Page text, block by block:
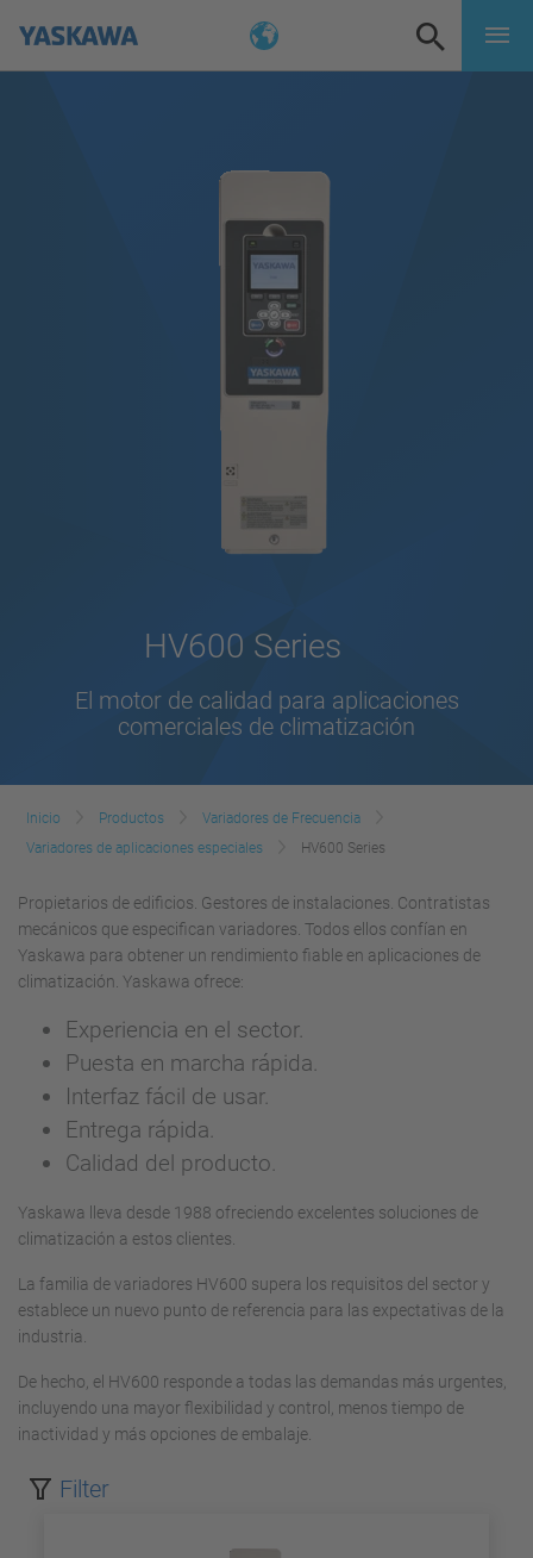
HV600 Series
El motor de calidad para aplicaciones
comerciales de climatización
Inicio Productos
Variadores de Frecuencia
Variadores de aplicaciones especiales
HV600 Series
Propietarios de edificios. Gestores de instalaciones. Contratistas
mecánicos que especifican variadores. Todos ellos confían en
Yaskawa para obtener un rendimiento fiable en aplicaciones de
climatización. Yaskawa ofrece:
Experiencia en el sector.
Puesta en marcha rápida.
Interfaz fácil de usar.
Entrega rápida.
Calidad del producto.
Yaskawa lleva desde 1988 ofreciendo excelentes soluciones de
climatización a estos clientes.
La familia de variadores HV600 supera los requisitos del sector y
establece un nuevo punto de referencia para las expectativas de la
industria.
De hecho, el HV600 responde a todas las demandas más urgentes,
incluyendo una mayor flexibilidad y control, menos tiempo de
inactividad y más opciones de embalaje.
Filter